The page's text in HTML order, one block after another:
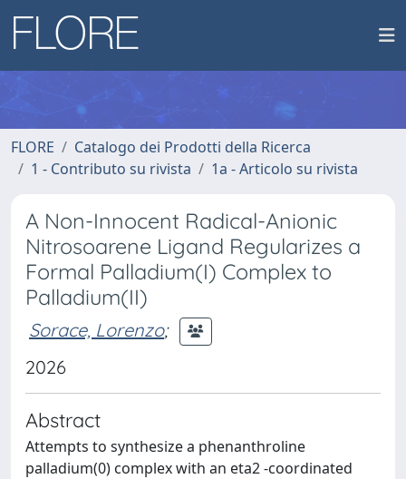
FLORE
Catalogo dei Prodotti della Ricerca
1 - Contributo su rivista
1a - Articolo su rivista
A Non-Innocent Radical-Anionic
Nitrosoarene Ligand Regularizes a
Formal Palladium(I) Complex to
Palladium(II)
Sorace, Lorenzo;
2026
Abstract
Attempts to synthesize a phenanthroline
palladium(0) complex with an eta2 -coordinated